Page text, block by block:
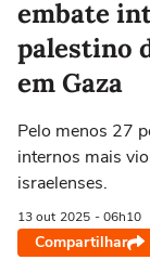
embate
palestino
em Gaza
Pelo menos 27
internos mais
israelenses.
13 out 2025 - 06h10
Compartilhar